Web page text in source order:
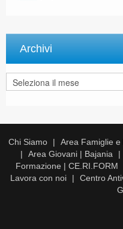
Archivi
Archivi
Chi Siamo Area Famiglie e
Area Giovani | Bajania
Formazione | CE.RI.FORM
Lavora con noi
Centro